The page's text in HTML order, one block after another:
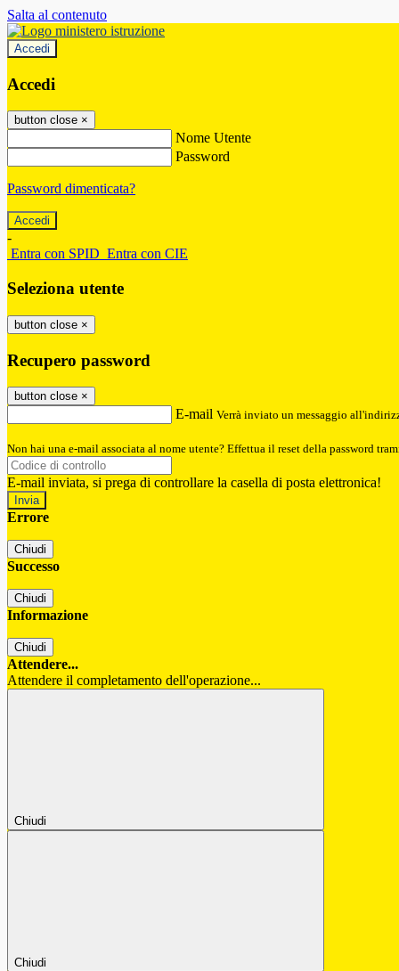
Salta al contenuto
Accedi
Accedi
button close ×
Nome Utente
Password
Password dimenticata?
-
Entra con SPID Entra con CIE
Seleziona utente
button close ×
Recupero password
button close ×
E-mail Verrà inviato un messaggio
Non hai una e-mail associata al nome utente? Effettua il reset della password
E-mail inviata, si prega di controllare la casella di posta elettronica!
Errore
Chiudi
Successo
Chiudi
Informazione
Chiudi
Attendere...
Attendere il completamento dell'operazione...
Chiudi
Chiudi